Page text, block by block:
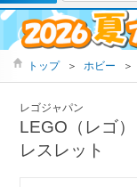
トップ ＞ ホビー ＞
レゴジャパン
LEGO（レゴ
レスレット